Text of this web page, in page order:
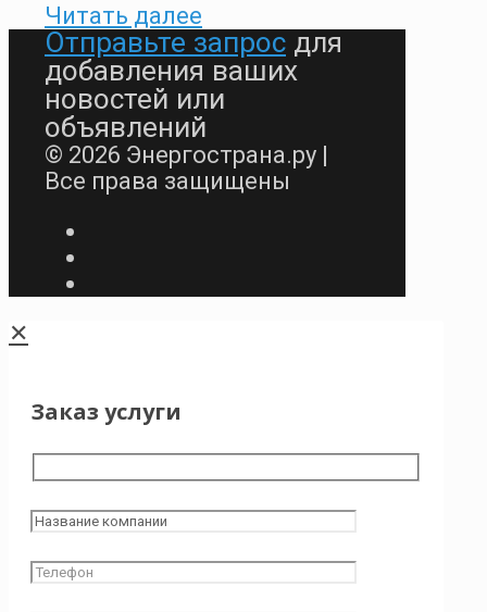
Читать далее
Отправьте запрос для
добавления ваших
новостей или
объявлений
© 2026 Энергострана.ру |
Все права защищены
✕
Заказ услуги